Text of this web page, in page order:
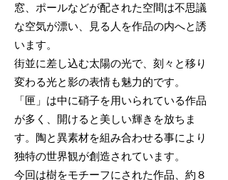
窓、ポールなどが配された空間は不思議
な空気が漂い、見る人を作品の内へと誘
います。
街並に差し込む太陽の光で、刻々と移り
変わる光と影の表情も魅力的です。
「匣」は中に硝子を用いられている作品
が多く、開けると美しい輝きを放ちま
す。陶と異素材を組み合わせる事により
独特の世界観が創造されています。
今回は樹をモチーフにされた作品、約８